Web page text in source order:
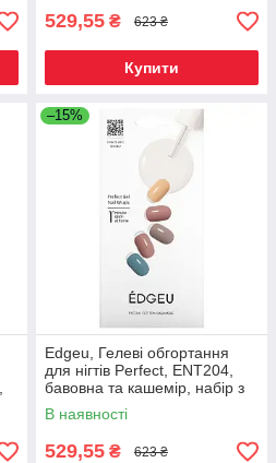
529,55 ₴ 623 ₴
Купити
–15%
Edgeu, Гелеві обгортання
для нігтів Perfect, ENT204,
бавовна та кашемір, набір з
16 смужок, Київ
В наявності
529,55 ₴ 623 ₴